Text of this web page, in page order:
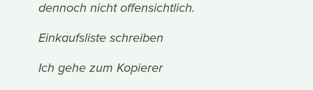
dennoch nicht offensichtlich.
Einkaufsliste schreiben
Ich gehe zum Kopierer